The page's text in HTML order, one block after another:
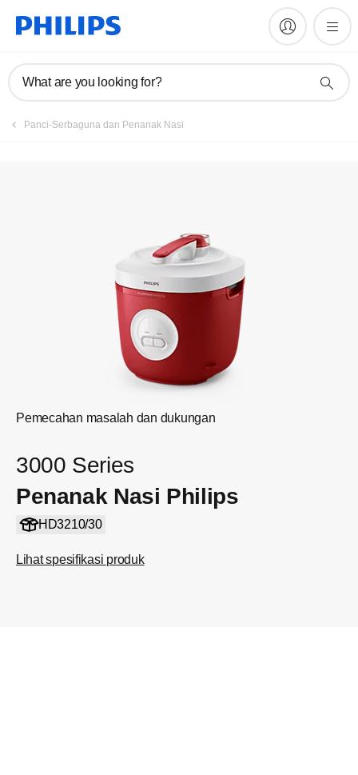
What are you looking for?
Panci-Serbaguna dan Penanak Nasi
Pemecahan masalah dan dukungan
3000 Series
Penanak Nasi Philips
HD3210/30
Lihat spesifikasi produk
Manual & dokumentasi